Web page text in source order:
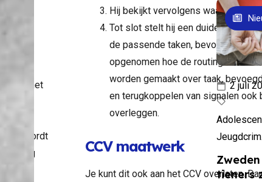
we met
wordt
Hij bekijkt vervolgens waar de
Tot slot stelt hij een duidelijk
de passende taken,
opgenomen hoe de routing voor
worden gemaakt over taak,
en terugkoppelen van signalen
overleggen.
CCV maatwerk
Je kunt dit ook aan het CCV overlaten.
Zweden
tieners
2 juli